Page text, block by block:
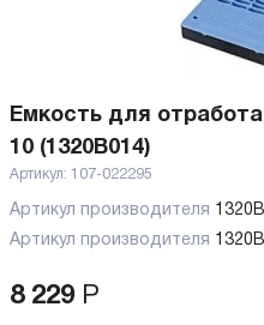
Емкость для
10 (1320B014)
Артикул: 107-022295
Артикул производителя
Артикул производителя
8 229 Р